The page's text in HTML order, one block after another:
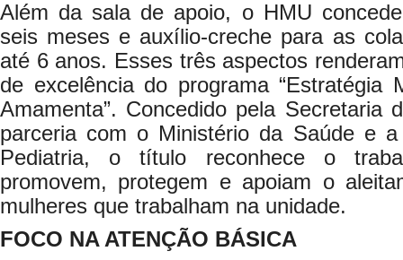
Além da sala de apoio, o HMU
seis meses e auxílio-creche para as
até 6 anos. Esses três aspectos
de excelência do programa “Estratégia
Amamenta”. Concedido pela Secretaria
parceria com o Ministério da Saúde e
Pediatria, o título reconhece o
promovem, protegem e apoiam o
mulheres que trabalham na unidade.
FOCO NA ATENÇÃO BÁSICA